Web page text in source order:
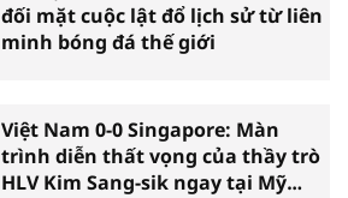
đối mặt cuộc lật đổ lịch sử từ liên
minh bóng đá thế giới
Việt Nam 0-0 Singapore: Màn
trình diễn thất vọng của thầy trò
HLV Kim Sang-sik ngay tại Mỹ